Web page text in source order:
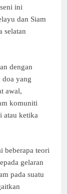
ini
dan Siam
selatan
dengan
doa yang
awal,
komuniti
atau ketika
beberapa teori
gelaran
pada suatu